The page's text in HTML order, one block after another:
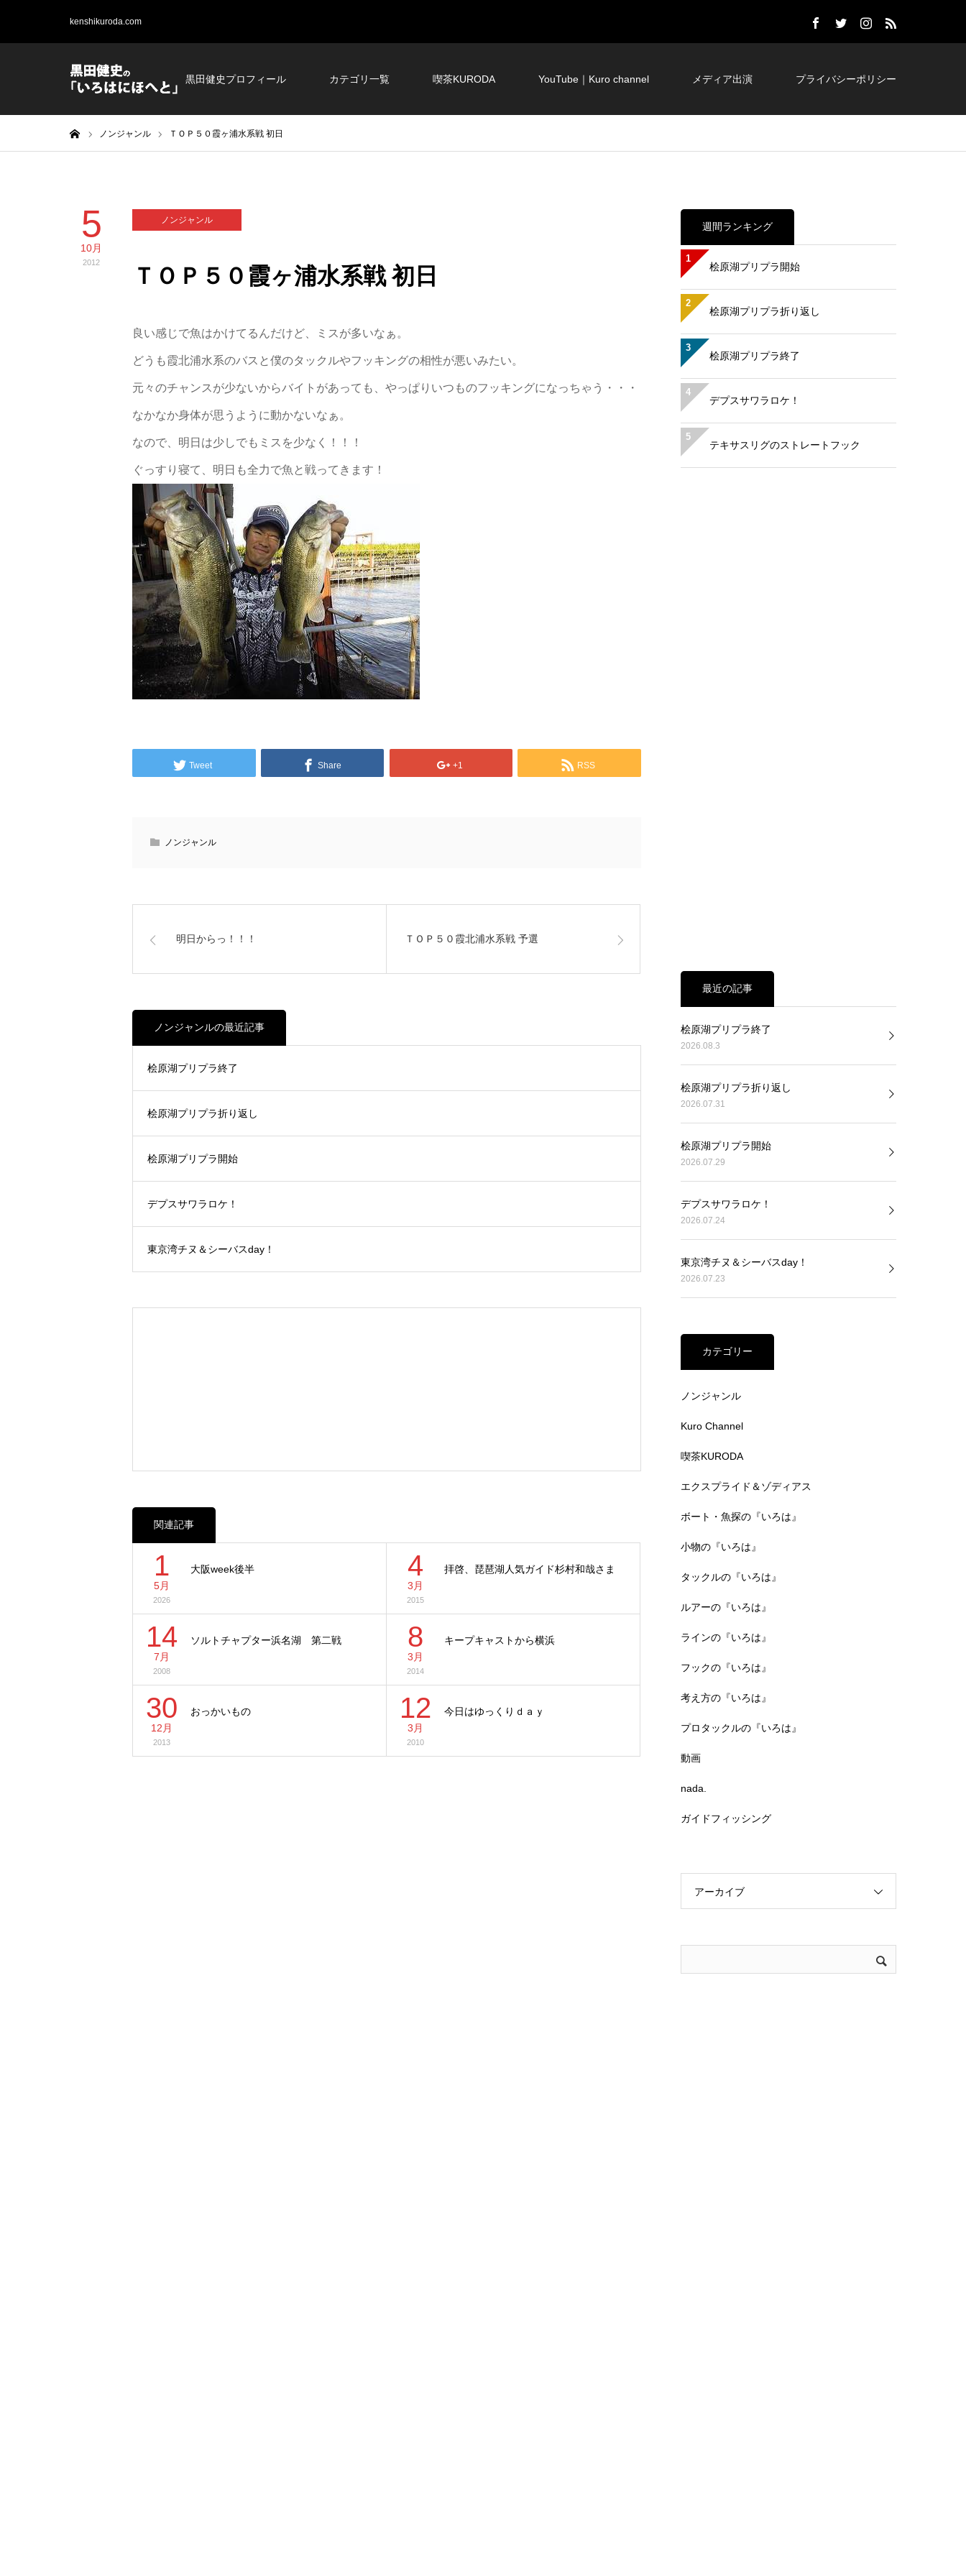
kenshikuroda.com
黒田健史プロフィール カテゴリ一覧 喫茶KURODA YouTube｜Kuro channel メディア出演 プライバシーポリシー
ノンジャンル ＴＯＰ５０霞ヶ浦水系戦 初日
5
10月
2012
ノンジャンル
ＴＯＰ５０霞ヶ浦水系戦 初日
良い感じで魚はかけてるんだけど、ミスが多いなぁ。
どうも霞北浦水系のバスと僕のタックルやフッキングの相性が悪いみたい。
元々のチャンスが少ないからバイトがあっても、やっぱりいつものフッキングになっちゃう・・・
なかなか身体が思うように動かないなぁ。
なので、明日は少しでもミスを少なく！！！
ぐっすり寝て、明日も全力で魚と戦ってきます！
Tweet Share +1 RSS
ノンジャンル
明日からっ！！！ ＴＯＰ５０霞北浦水系戦 予選
ノンジャンルの最近記事
桧原湖プリプラ終了
桧原湖プリプラ折り返し
桧原湖プリプラ開始
デプスサワラロケ！
東京湾チヌ＆シーバスday！
関連記事
1
5月
2026
大阪week後半 4
3月
2015
拝啓、琵琶湖人気ガイド杉村和哉さま
14
7月
2008
ソルトチャプター浜名湖 第二戦 8
3月
2014
キープキャストから横浜
30
12月
2013
おっかいもの 12
3月
2010
今日はゆっくりｄａｙ
週間ランキング
1
桧原湖プリプラ開始
2
桧原湖プリプラ折り返し
3
桧原湖プリプラ終了
4
デプスサワラロケ！
5
テキサスリグのストレートフック
最近の記事
桧原湖プリプラ終了
2026.08.3
桧原湖プリプラ折り返し
2026.07.31
桧原湖プリプラ開始
2026.07.29
デプスサワラロケ！
2026.07.24
東京湾チヌ＆シーバスday！
2026.07.23
カテゴリー
ノンジャンル
Kuro Channel
喫茶KURODA
エクスプライド＆ゾディアス
ボート・魚探の『いろは』
小物の『いろは』
タックルの『いろは』
ルアーの『いろは』
ラインの『いろは』
フックの『いろは』
考え方の『いろは』
プロタックルの『いろは』
動画
nada.
ガイドフィッシング
アーカイブ